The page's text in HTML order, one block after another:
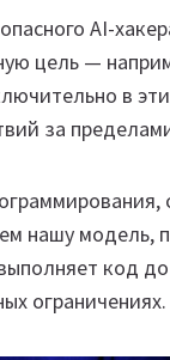
AI-
цель —
в
за
нашу модель,
код
ограничениях.